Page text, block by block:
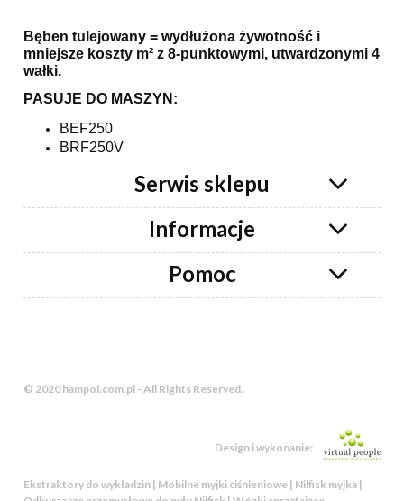
Bęben tulejowany = wydłużona żywotność i
mniejsze koszty m² z 8-punktowymi, utwardzonymi 4
wałki.
PASUJE DO MASZYN:
BEF250
BRF250V
Serwis sklepu
Informacje
Pomoc
© 2020 hampol.com.pl - All Rights Reserved.
Design i wykonanie:
Ekstraktory do wykładzin | Mobilne myjki ciśnieniowe | Nilfisk myjka |